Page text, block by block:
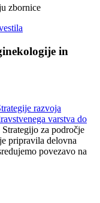
zbornice
in
razvoja
varstva do
za področje
pripravila delovna
povezavo na